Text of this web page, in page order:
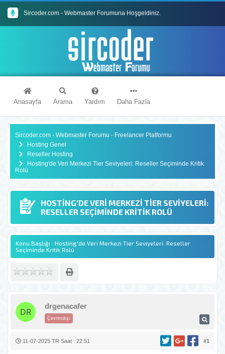
Sircoder.com - Webmaster Forumuna Hoşgeldiniz.
Sircoder.com Webmaster Forumu Kuralları
Anasayfa Arama Yardım Daha Fazla
Sircoder.com - Webmaster Forumu - Freelancer Platformu
Hosting Genel
Reseller Hosting
Hosting'de Veri Merkezi Tier Seviyeleri: Reseller Seçiminde Kritik
Rolü
HOSTING'DE VERI MERKEZI TIER SEVIYELERI:
RESELLER SEÇIMINDE KRITIK ROLÜ
Konu Başlığı : Hosting'de Veri Merkezi Tier Seviyeleri: Reseller
Seçiminde Kritik Rolü
Çevrimdışı
drgenacafer
#1
11-07-2025 TR Saat : 22:51